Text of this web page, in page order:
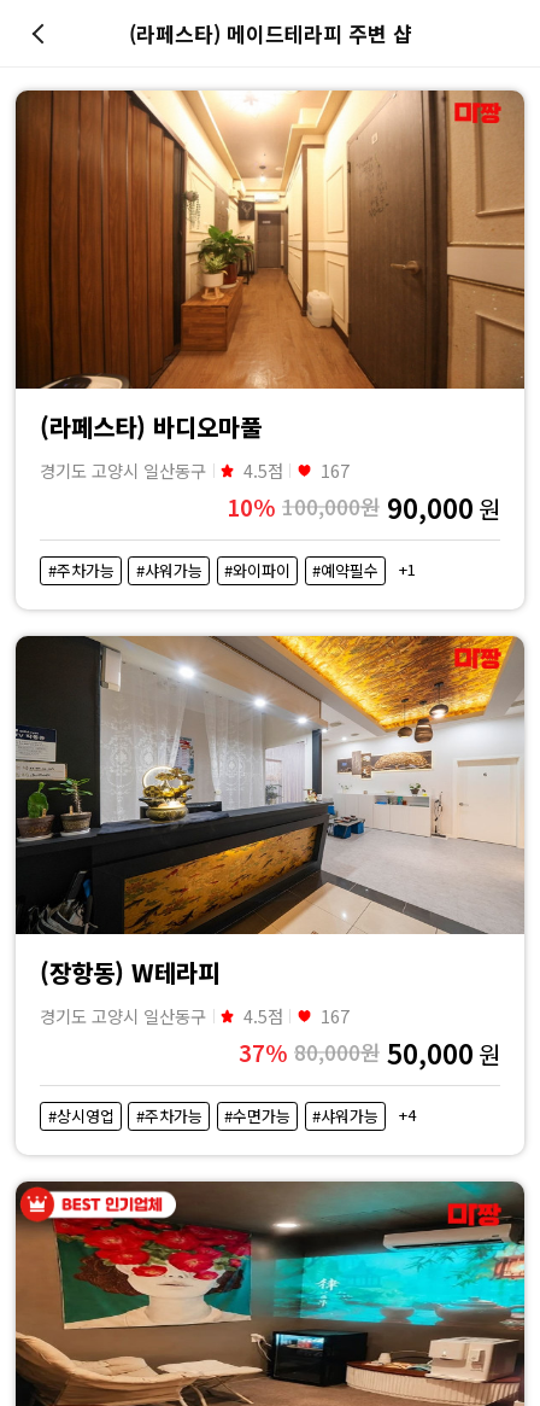
마
사
저
가
예
내
처
마
사
지
샵
가
격
비
교
마
짱
(라페스타) 메이드테라피 주변 샵
(라페스타) 바디오마풀
경기도 고양시 일산동구 4.5점 167
10% 100,000원 90,000 원
#주차가능 #샤워가능 #와이파이 #예약필수 +1
(장항동) W테라피
경기도 고양시 일산동구 4.5점 167
37% 80,000원 50,000 원
#상시영업 #주차가능 #수면가능 #샤워가능 +4